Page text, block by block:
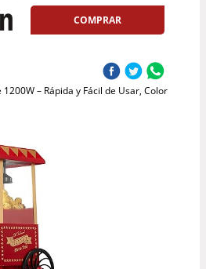
COMPRAR
– Rápida y Fácil de Usar, Color